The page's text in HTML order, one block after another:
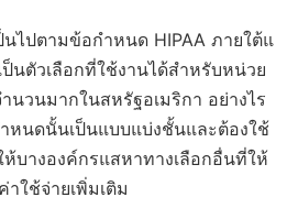
นไปตามข้อกำหนด HIPAA ภายใต้แ
ตัวเลือกที่ใช้งานได้สำหรับหน่วย
วนมากในสหรัฐอเมริกา อย่างไร
หนดนั้นเป็นแบบแบ่งชั้นและต้องใช้
บางองค์กรแสหาทางเลือกอื่นที่ให้
ใช้จ่ายเพิ่มเติม